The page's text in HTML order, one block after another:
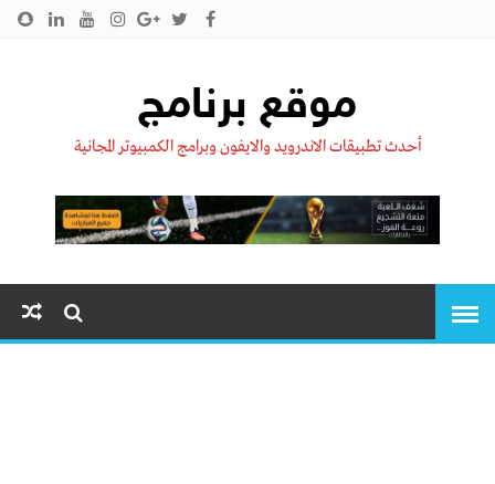
موقع برنامج
أحدث تطبيقات الاندرويد والايفون وبرامج الكمبيوتر المجانية